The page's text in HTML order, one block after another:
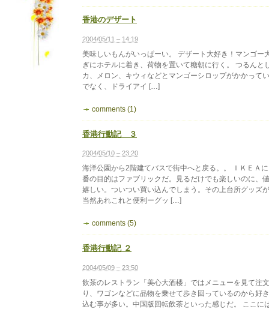
香港のデザート
2004/05/11 – 14:19
美味しいもんがいっぱーい。 デザート大好き！マンゴー
ぎにホテルに着き、荷物を置いて糖朝に行く。 つるんと
カ、メロン、キウィなどとマンゴーシロップがかかって
でなく、ドライアイ […]
comments (1)
香港行動記 ３
2004/05/10 – 23:20
海洋公園から2階建てバスで街中へと戻る。。 ＩＫＥＡ
番の目的はファブリックだ。見るだけでも楽しいのに、
嬉しい。ついつい買い込んでしまう。その上台所グッズ
当然あれこれと便利ーグッ […]
comments (5)
香港行動記 ２
2004/05/09 – 23:50
飲茶のレストラン「美心大酒楼」ではメニューを見て注
り、ワゴンなどに品物を乗せて歩き回っているのから好
込む事が多い。中国版回転飲茶といった感じだ。 ここに